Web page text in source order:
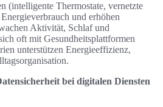
(intelligente Thermostate, vernetzte
und erhöhen
Aktivität, Schlaf und
oft mit Gesundheitsplattformen
unterstützen Energieeffizienz,
bei digitalen Diensten